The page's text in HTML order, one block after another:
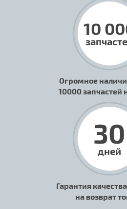
10
Огромное
10000 запчастей
30
дней
Гарантия
на возврат